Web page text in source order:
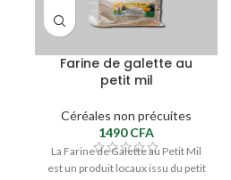
Farine de galette au
petit mil
Céréales non précuites
1490CFA
La Farine de Galette au Petit Mil
est un produit locaux issu du petit